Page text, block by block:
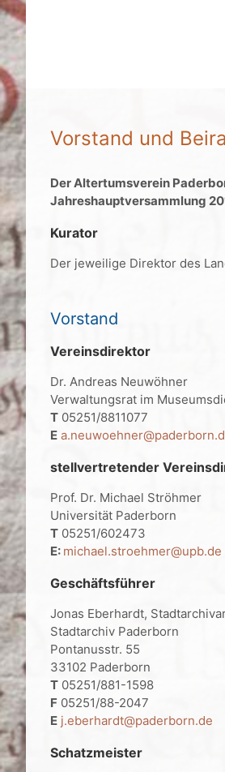
Vorstand und
Der Altertumsverein
Jahreshauptversammlung
Kurator
Der jeweilige Direktor des
Vorstand
Vereinsdirektor
Dr. Andreas Neuwöhner
Verwaltungsrat im
T 05251/8811077
E
stellvertretender
Prof. Dr. Michael Ströhmer
Universität Paderborn
T 05251/602473
E: michael.stroehmer@upb.de
Geschäftsführer
Jonas Eberhardt,
Stadtarchiv Paderborn
Pontanusstr. 55
33102 Paderborn
T 05251/881-1598
F 05251/88-2047
E j.eberhardt@paderborn.de
Schatzmeister